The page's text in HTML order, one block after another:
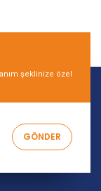
şeklinize özel